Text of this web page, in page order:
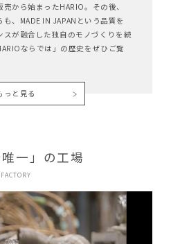
から始まったHARIO。その後、
、MADE IN JAPANという品質を
が融合した独自のモノづくりを続
ならでは」の歴史をぜひご覧
っと見る
唯一」の工場
FACTORY